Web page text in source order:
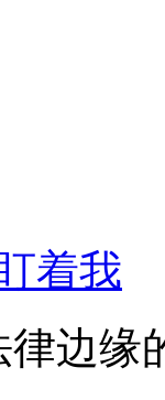
着我
边缘